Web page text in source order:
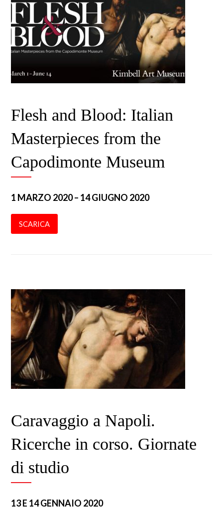
Flesh and Blood: Italian
Masterpieces from the
Capodimonte Museum
1 MARZO 2020 – 14 GIUGNO 2020
SCARICA
Caravaggio a Napoli.
Ricerche in corso. Giornate
di studio
13 E 14 GENNAIO 2020